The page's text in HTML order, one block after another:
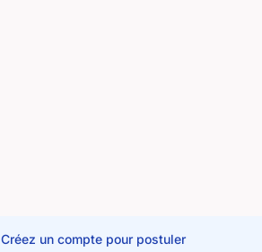
Créez un compte pour postuler